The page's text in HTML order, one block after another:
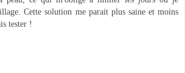
Cette solution me parait plus saine et moins
tester !